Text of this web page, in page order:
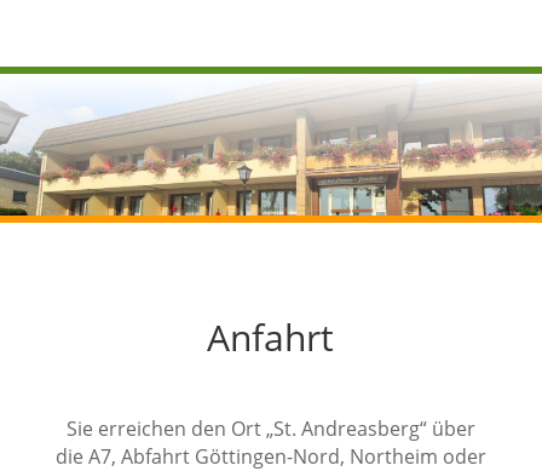
Anfahrt
Sie erreichen den Ort „St. Andreasberg“ über
die A7, Abfahrt Göttingen-Nord, Northeim oder